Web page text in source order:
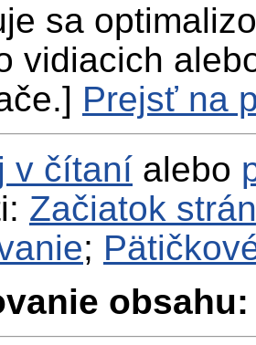
sa
vidiacich
Prejsť na
v čítaní alebo
Začiatok
;
obsahu: